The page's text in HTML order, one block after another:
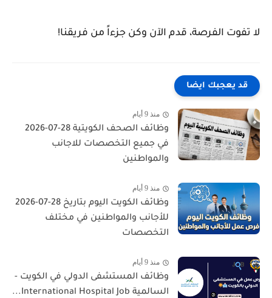
لا تفوت الفرصة، قدم الآن وكن جزءاً من فريقنا!
قد يعجبك ايضا
منذ 9 أيام
وظائف الصحف الكويتية 28-07-2026
في جميع التخصصات للاجانب
والمواطنين
منذ 9 أيام
وظائف الكويت اليوم بتاريخ 28-07-2026
للأجانب والمواطنين في مختلف
التخصصات
منذ 9 أيام
وظائف المستشفى الدولي في الكويت -
السالمية International Hospital Job...